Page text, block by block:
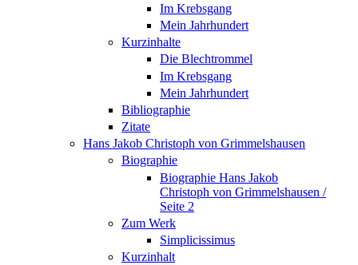
Im Krebsgang
Mein Jahrhundert
Kurzinhalte
Die Blechtrommel
Im Krebsgang
Mein Jahrhundert
Bibliographie
Zitate
Hans Jakob Christoph von Grimmelshausen
Biographie
Biographie Hans Jakob
Christoph von Grimmelshausen /
Seite 2
Zum Werk
Simplicissimus
Kurzinhalt